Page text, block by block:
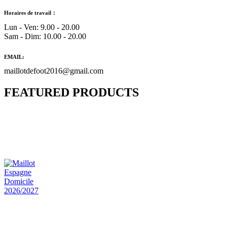
Horaires de travail：
Lun - Ven: 9.00 - 20.00
Sam - Dim: 10.00 - 20.00
EMAIL:
maillotdefoot2016@gmail.com
FEATURED PRODUCTS